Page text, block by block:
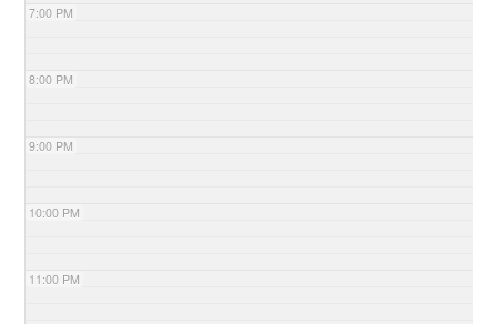
7:00 PM
8:00 PM
9:00 PM
10:00 PM
11:00 PM